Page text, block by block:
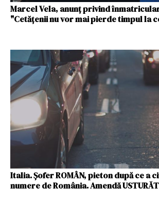
Marcel Vela, anunţ privind
"Cetăţenii nu vor mai pierde timpul la
Italia. Șofer ROMÂN, pieton după ce a
numere de România. Amendă